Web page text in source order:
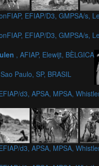
EFIAP/D3, GMPSA/s,
EFIAP/D3, GMPSA/s,
, AFIAP, Elewijt, BÈLGICA
Paulo, SP, BRASIL
d3, APSA, MPSA,
d3, APSA, MPSA,